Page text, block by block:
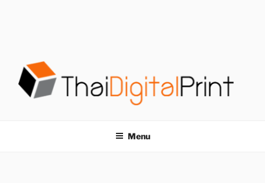
THAIDIGITALPRINT
Menu